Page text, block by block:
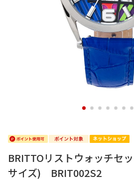
1 2 3 4 5 6 7
BRITTOリストウォッチセ
サイズ) BRIT002S2